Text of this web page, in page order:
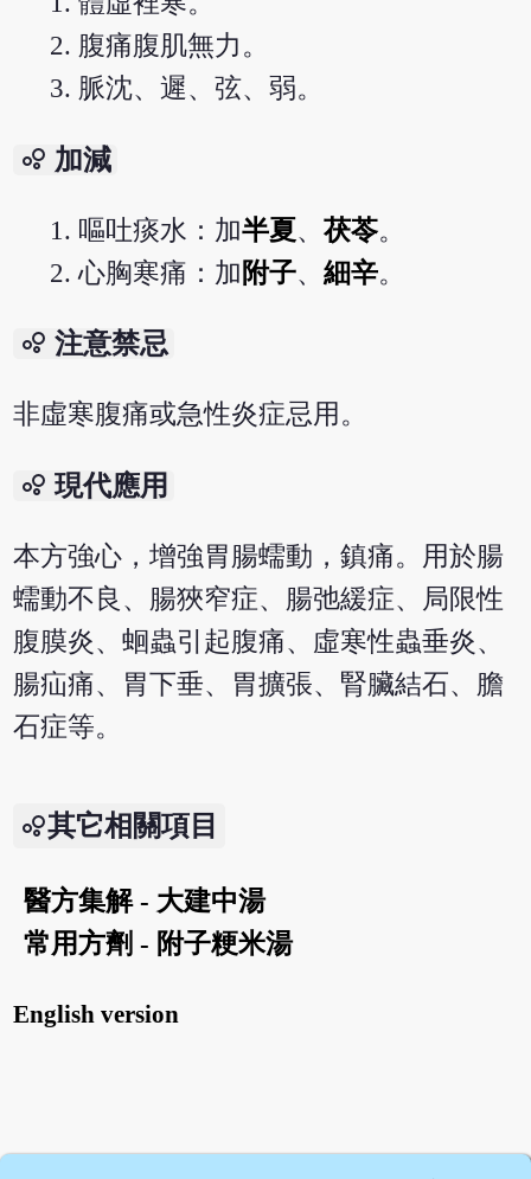
腹痛腹肌無力。
脈沈、遲、弦、弱。
bubble_chart 加減
嘔吐痰水：加半夏、茯苓。
心胸寒痛：加 附子、細辛。
bubble_chart 注意禁忌
非虛寒腹痛或急性炎症忌用。
bubble_chart 現代應用
本方強心，增強胃腸蠕動，鎮痛。用於腸
蠕動不良、腸狹窄症、腸弛緩症、局限性
腹膜炎、蛔蟲引起腹痛、虛寒性蟲垂炎、
腸疝痛、胃下垂、胃擴張、腎臟結石、膽
石症等。
其它相關項目
醫方集解 - 大建中湯
常用方劑 - 附子粳米湯
English version